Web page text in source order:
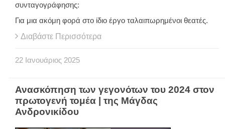
συνταγογράφησης:
Για μια ακόμη φορά στο ίδιο έργο ταλαιπωρημένοι θεατές.
Διαβάστε Περισσότερα
22 Ιανουάριος 2025
Ανασκόπηση των γεγονότων του 2024 στον
πρωτογενή τομέα | της Μάγδας
Ανδρονικίδου